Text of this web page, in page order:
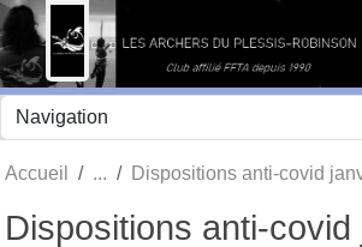
Accueil Dispositions anti-covid
Dispositions anti-covid
Panneau de gestion des cookies